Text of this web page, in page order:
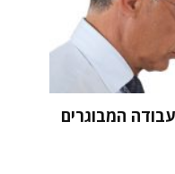
ממחפשי העבודה המבוגרים